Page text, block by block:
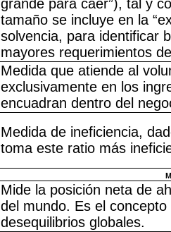
grande para caer”), tal y
tamaño se incluye en la
solvencia, para identificar
mayores requerimientos
Medida que atiende al
exclusivamente en los
encuadran dentro del
Medida de ineficiencia,
toma este ratio más
Mide la posición neta de
del mundo. Es el
desequilibrios globales.